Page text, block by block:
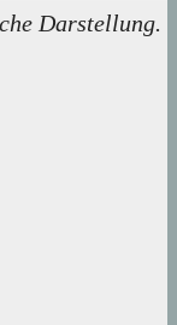
Darstellung.